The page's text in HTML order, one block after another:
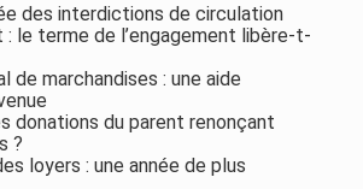
des interdictions de circulation
: le terme de l’engagement libère-t-
de marchandises : une aide
donations du parent renonçant
?
loyers : une année de plus